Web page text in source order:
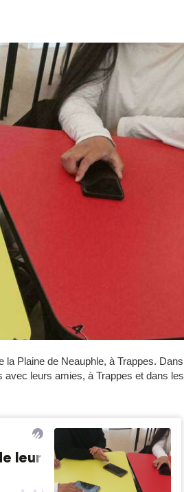
Plaine de Neauphle, à Trappes. Dans
leurs amies, à Trappes et dans les